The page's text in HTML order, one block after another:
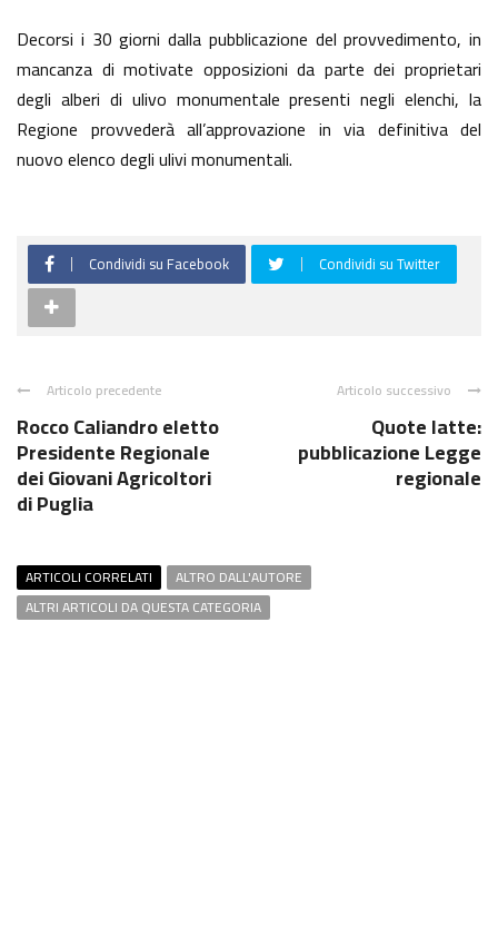
Decorsi i 30 giorni dalla pubblicazione del provvedimento, in
mancanza di motivate opposizioni da parte dei proprietari
degli alberi di ulivo monumentale presenti negli elenchi, la
Regione provvederà all’approvazione in via definitiva del
nuovo elenco degli ulivi monumentali.
Condividi su Facebook Condividi su Twitter
Articolo precedente
Rocco Caliandro eletto
Presidente Regionale
dei Giovani Agricoltori
di Puglia
Articolo successivo
Quote latte:
pubblicazione Legge
regionale
ARTICOLI CORRELATI
ALTRO DALL'AUTORE
ALTRI ARTICOLI DA QUESTA CATEGORIA